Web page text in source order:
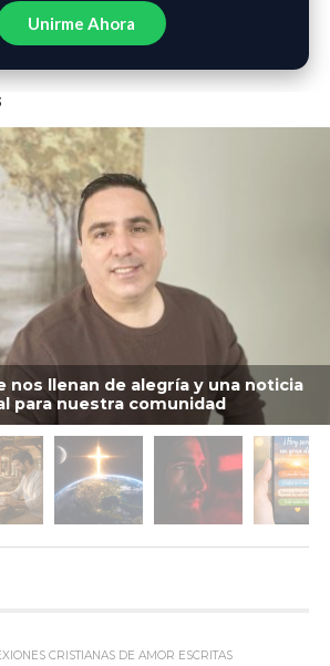
Unirme Ahora
nos llenan de alegría y una noticia
para nuestra comunidad
CRISTIANAS DE AMOR ESCRITAS